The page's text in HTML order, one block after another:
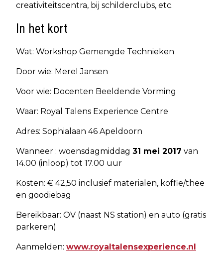
creativiteitscentra, bij schilderclubs, etc.
In het kort
Wat: Workshop Gemengde Technieken
Door wie: Merel Jansen
Voor wie: Docenten Beeldende Vorming
Waar: Royal Talens Experience Centre
Adres: Sophialaan 46 Apeldoorn
Wanneer : woensdagmiddag 31 mei 2017 van
14.00 (inloop) tot 17.00 uur
Kosten: € 42,50 inclusief materialen, koffie/thee
en goodiebag
Bereikbaar: OV (naast NS station) en auto (gratis
parkeren)
Aanmelden: www.royaltalensexperience.nl